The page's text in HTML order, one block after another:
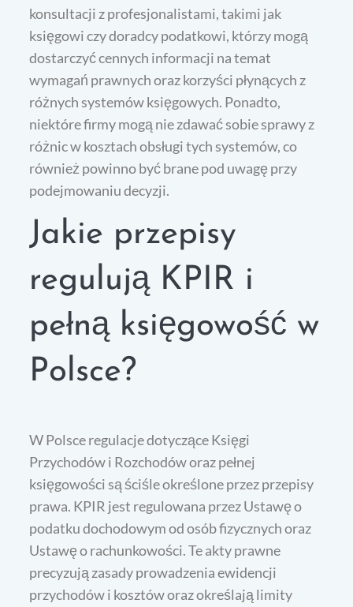
konsultacji z profesjonalistami, takimi jak
księgowi czy doradcy podatkowi, którzy mogą
dostarczyć cennych informacji na temat
wymagań prawnych oraz korzyści płynących z
różnych systemów księgowych. Ponadto,
niektóre firmy mogą nie zdawać sobie sprawy z
różnic w kosztach obsługi tych systemów, co
również powinno być brane pod uwagę przy
podejmowaniu decyzji.
Jakie przepisy
regulują KPIR i
pełną księgowość w
Polsce?
W Polsce regulacje dotyczące Księgi
Przychodów i Rozchodów oraz pełnej
księgowości są ściśle określone przez przepisy
prawa. KPIR jest regulowana przez Ustawę o
podatku dochodowym od osób fizycznych oraz
Ustawę o rachunkowości. Te akty prawne
precyzują zasady prowadzenia ewidencji
przychodów i kosztów oraz określają limity